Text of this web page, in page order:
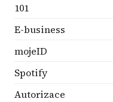
101
E-business
mojeID
Spotify
Autorizace